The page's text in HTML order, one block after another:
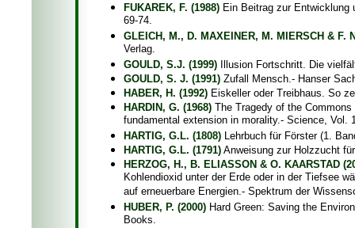
FUKAREK, F. (1988) Ein Beitrag zur Entwicklung
69-74.
GLEICH, M., D. MAXEINER, M. MIERSCH & F.
Verlag.
GOULD, S.J. (1999) Illusion Fortschritt. Die
GOULD, S. J. (1991) Zufall Mensch.- Hanser
HABER, H. (1992) Eiskeller oder Treibhaus. So
HARDIN, G. (1968) The Tragedy of the
fundamental extension in morality.- Science, Vol.
HARTIG, G.L. (1808) Lehrbuch für Förster (1.
HARTIG, G.L. (1791) Anweisung zur Holzzucht
HERZOG, H., B. ELIASSON & O. KAARSTAD
Kohlendioxid unter der Erde oder in der Tiefsee
auf erneuerbare Energien.- Spektrum der
HUBER, P. (2000) Hard Green: Saving the
Books.